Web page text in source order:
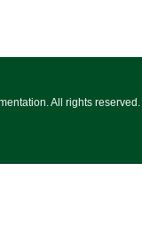
All rights reserved.